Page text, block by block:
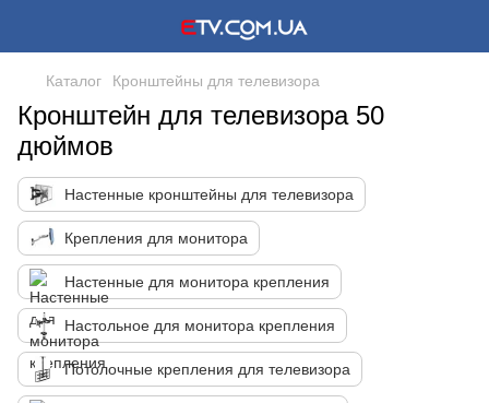
Каталог Кронштейны для телевизора
Кронштейн для телевизора 50
дюймов
Настенные кронштейны для телевизора
Крепления для монитора
Настенные для монитора крепления
Настольное для монитора крепления
Потолочные крепления для телевизора